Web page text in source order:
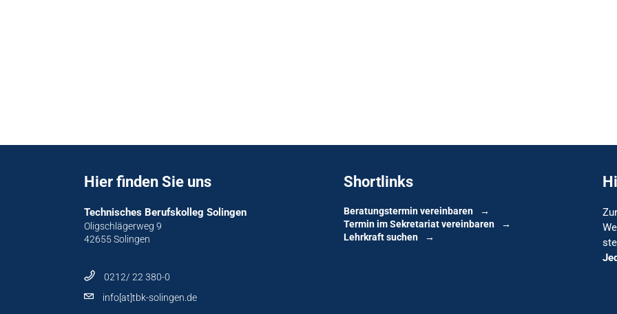
Hier finden Sie uns
Technisches Berufskolleg Solingen
Oligschlägerweg 9
42655 Solingen
0212/ 22 380-0
info[at]tbk-solingen.de
Shortlinks
Beratungstermin vereinbaren
Termin im Sekretariat vereinbaren
Lehrkraft suchen